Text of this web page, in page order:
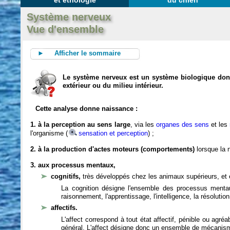
Système nerveux
Vue d'ensemble
► Afficher le sommaire
Le système nerveux est un système biologique
extérieur ou du milieu intérieur.
Cette analyse donne naissance :
1. à la perception au sens large, via les organes des sens et les
l'organisme (
sensation et perception) ;
2. à la production d'actes moteurs (comportements) lorsque la
3. aux processus mentaux,
cognitifs,très développés chez les animaux supérieurs,
La cognition désigne l'ensemble des processus
raisonnement, l'apprentissage, l'intelligence, la
affectifs.
L'affect correspond à tout état affectif, pénible ou
général. L'affect désigne donc un ensemble de